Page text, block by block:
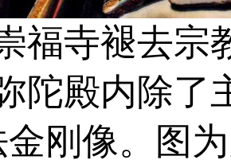
福寺褪去宗
陀殿内除了
金刚像。图